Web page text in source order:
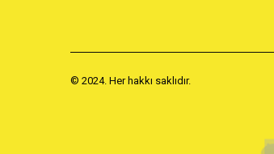
© 2024. Her hakkı saklıdır.